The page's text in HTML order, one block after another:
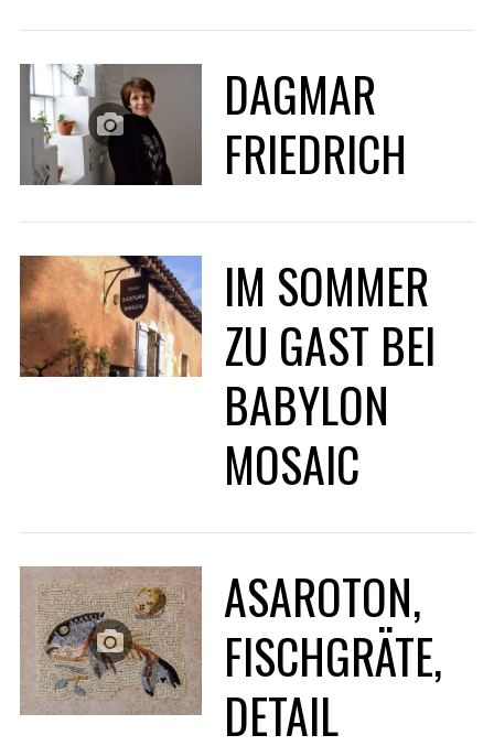
DAGMAR
FRIEDRICH
IM SOMMER
ZU GAST BEI
BABYLON
MOSAIC
ASAROTON,
FISCHGRÄTE,
DETAIL